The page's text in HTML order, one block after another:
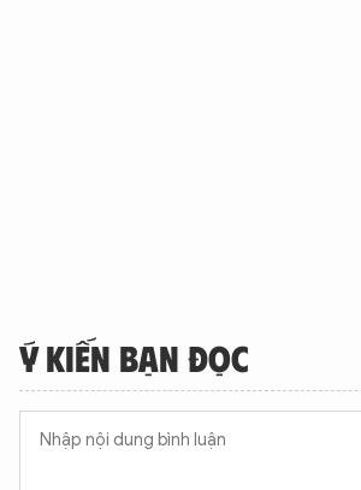
Ý KIẾN BẠN ĐỌC